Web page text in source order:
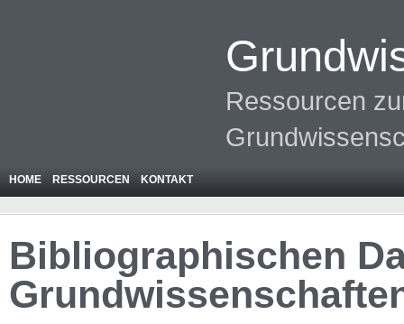
Ressourcen
HOME RESSOURCEN KONTAKT
Bibliographischen